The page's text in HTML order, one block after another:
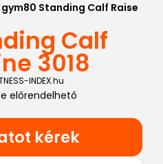
gym80 Standing Calf Raise
Calf
3018
INDEX.hu
előrendelhető
kérek